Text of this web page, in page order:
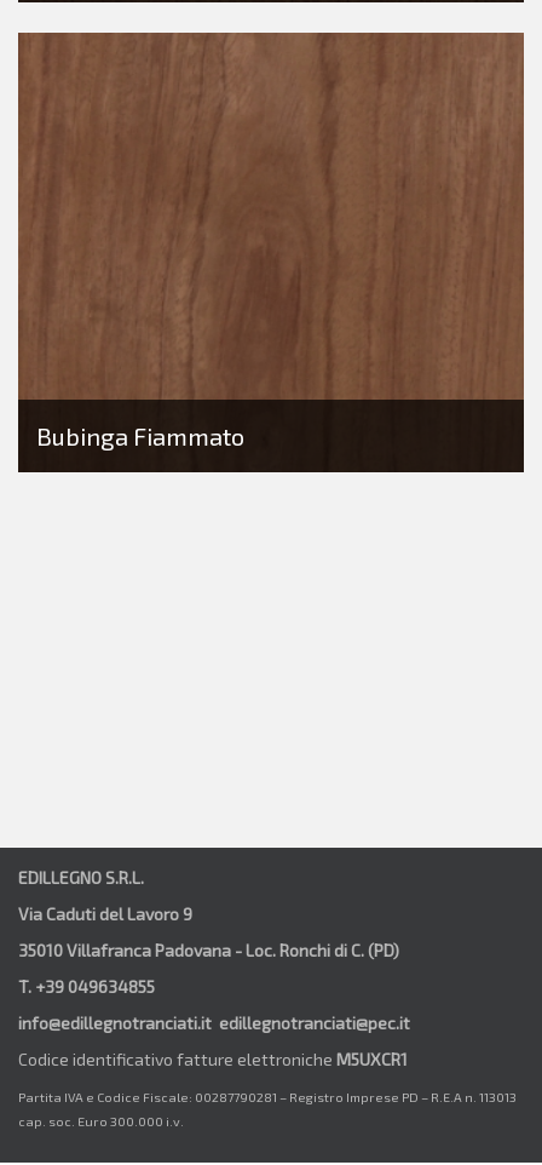
Bubinga Fiammato
EDILLEGNO S.R.L.
Via Caduti del Lavoro 9
35010 Villafranca Padovana - Loc. Ronchi di C. (PD)
T. +39 049634855
info@edillegnotranciati.it edillegnotranciati@pec.it
Codice identificativo fatture elettroniche M5UXCR1
Partita IVA e Codice Fiscale: 00287790281 – Registro Imprese PD – R.E.A n. 113013
cap. soc. Euro 300.000 i.v.